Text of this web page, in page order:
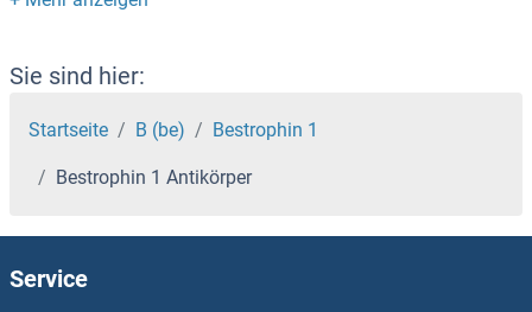
BDKRB2 Antikörper
BDKRB1 Antikörper
BDH2 Antikörper
BDH1 Antikörper
Sie sind hier:
Startseite B (be) Bestrophin 1
Bestrophin 1 Antikörper
Service